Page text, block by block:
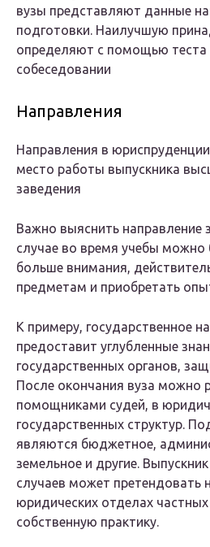
вузы представляют данные
подготовки. Наилучшую
определяют с помощью теста
собеседовании
Направления
Направления в
место работы выпускника
заведения
Важно выяснить направление
случае во время учебы можно
больше внимания,
предметам и приобретать
К примеру, государственное
предоставит углубленные
государственных органов,
После окончания вуза можно
помощниками судей, в
государственных структур.
являются бюджетное,
земельное и другие.
случаев может претендовать
юридических отделах
собственную практику.